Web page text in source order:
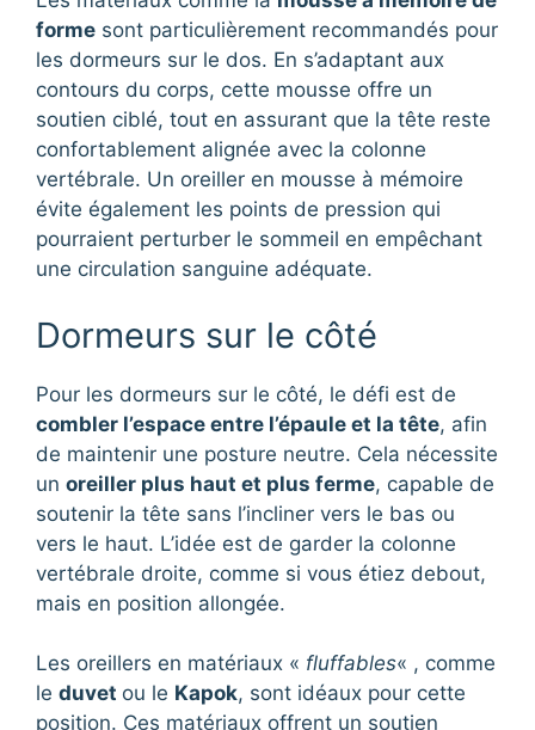
forme sont particulièrement recommandés pour
les dormeurs sur le dos. En s’adaptant aux
contours du corps, cette mousse offre un
soutien ciblé, tout en assurant que la tête reste
confortablement alignée avec la colonne
vertébrale. Un oreiller en mousse à mémoire
évite également les points de pression qui
pourraient perturber le sommeil en empêchant
une circulation sanguine adéquate.
Dormeurs sur le côté
Pour les dormeurs sur le côté, le défi est de
combler l’espace entre l’épaule et la tête, afin
de maintenir une posture neutre. Cela nécessite
un oreiller plus haut et plus ferme, capable de
soutenir la tête sans l’incliner vers le bas ou
vers le haut. L’idée est de garder la colonne
vertébrale droite, comme si vous étiez debout,
mais en position allongée.
Les oreillers en matériaux « fluffables« , comme
le duvet ou le Kapok, sont idéaux pour cette
position. Ces matériaux offrent un soutien